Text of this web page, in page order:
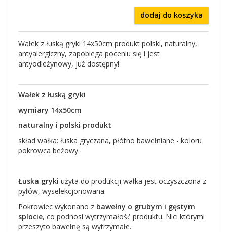
dodaj do koszyka
Wałek z łuską gryki 14x50cm produkt polski, naturalny,
antyalergiczny, zapobiega poceniu się i jest
antyodleżynowy, już dostępny!
Wałek z łuską gryki
wymiary 14x50cm
naturalny i polski produkt
skład wałka: łuska gryczana, płótno bawełniane - koloru
pokrowca beżowy.
Łuska gryki użyta do produkcji wałka jest oczyszczona z
pyłów, wyselekcjonowana.
Pokrowiec wykonano z bawełny o grubym i gęstym
splocie, co podnosi wytrzymałość produktu. Nici którymi
przeszyto bawełnę są wytrzymałe.